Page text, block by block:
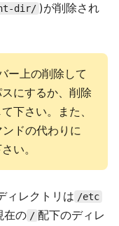
dir/ )が削除され
上の削除して
にするか、削除
下さい。また、
ドの代わりに
い。
ィレクトリは /etc
在の / 配下のディレ